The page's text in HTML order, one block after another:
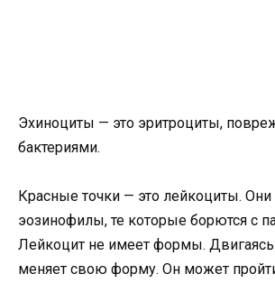
Эхиноциты — это эритроциты,
бактериями.
Красные точки — это лейкоциты.
эозинофилы, те которые борются с
Лейкоцит не имеет формы. Двигаясь
меняет свою форму. Он может